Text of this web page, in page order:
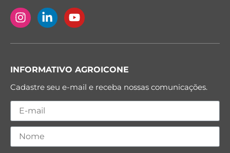
INFORMATIVO AGROICONE
Cadastre seu e-mail e receba nossas comunicações.